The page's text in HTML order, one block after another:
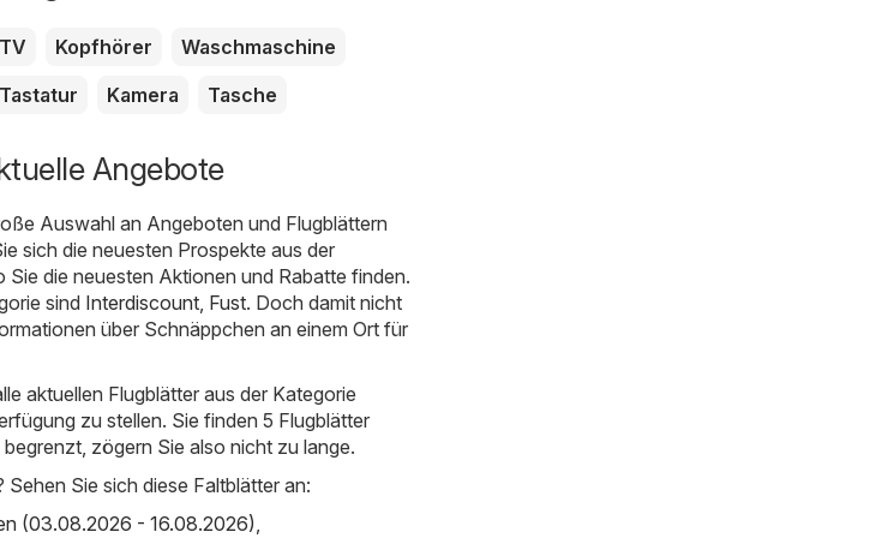
TV Kopfhörer
Waschmaschine
Tastatur Kamera Tasche
Angebote
Auswahl an Angeboten und Flugblättern
sich die neuesten Prospekte aus der
die neuesten Aktionen und Rabatte finden.
sind Interdiscount Fust. Doch damit nicht
über Schnäppchen an einem Ort für
aktuellen Flugblätter aus der Kategorie
zu stellen. Sie finden 5 Flugblätter
zögern Sie also nicht zu lange.
Sie sich diese Faltblätter an:
(03.08.2026 - 16.08.2026)